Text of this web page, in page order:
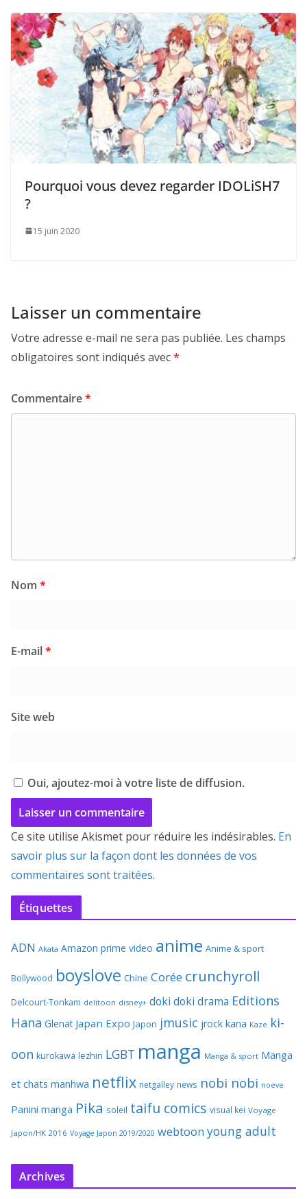
Pourquoi vous devez regarder IDOLiSH7
?
15 juin 2020
Laisser un commentaire
Votre adresse e-mail ne sera pas publiée. Les champs
obligatoires sont indiqués avec*
Commentaire*
Nom *
E-mail*
Site web
Oui, ajoutez-moi à votre liste de diffusion.
Ce site utilise Akismet pour réduire les indésirables. En
savoir plus sur la façon dont les données de vos
commentaires sont traitées.
Étiquettes
ADN Akata Amazon prime video anime Anime & sport
Bollywood boyslove Chine Corée crunchyroll
Delcourt-Tonkam delitoon disney+ doki doki drama Editions
Hana Glenat Japan Expo Japon jmusic jrock kana Kaze ki-
oon kurokawa lezhin LGBT manga Manga & sport Manga
et chats manhwa netflix netgalley news nobi nobi noeve
Panini manga Pika soleil taifu comics visual kei Voyage
Japon/HK 2016 Voyage Japon 2019/2020 webtoon young adult
Archives